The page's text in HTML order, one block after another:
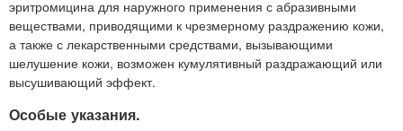
эритромицина для наружного применения с абразивными
веществами, приводящими к чрезмерному раздражению кожи,
а также с лекарственными средствами, вызывающими
шелушение кожи, возможен кумулятивный раздражающий или
высушивающий эффект.
Особые указания.